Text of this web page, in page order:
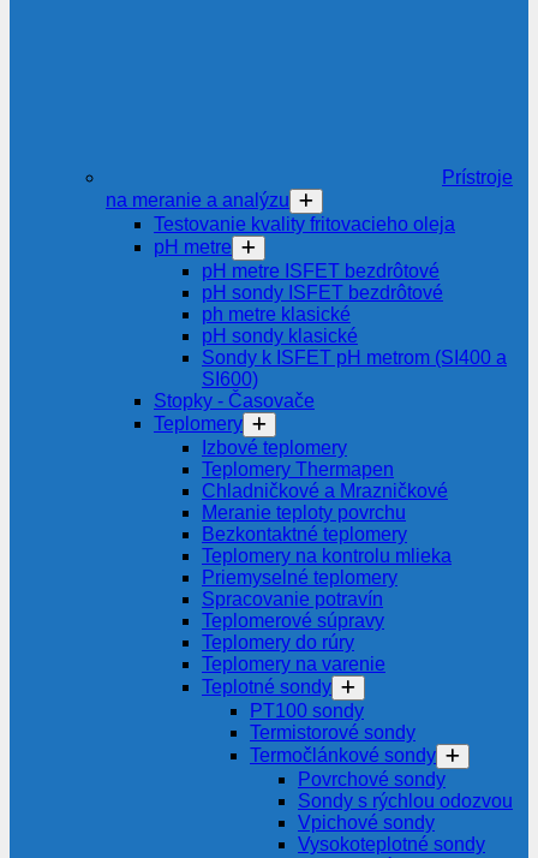
Prístroje
na meranie a analýzu
Testovanie kvality fritovacieho oleja
pH metre
pH metre ISFET bezdrôtové
pH sondy ISFET bezdrôtové
ph metre klasické
pH sondy klasické
Sondy k ISFET pH metrom (SI400 a
SI600)
Stopky - Časovače
Teplomery
Izbové teplomery
Teplomery Thermapen
Chladničkové a Mrazničkové
Meranie teploty povrchu
Bezkontaktné teplomery
Teplomery na kontrolu mlieka
Priemyselné teplomery
Spracovanie potravín
Teplomerové súpravy
Teplomery do rúry
Teplomery na varenie
Teplotné sondy
PT100 sondy
Termistorové sondy
Termočlánkové sondy
Povrchové sondy
Sondy s rýchlou odozvou
Vpichové sondy
Vysokoteplotné sondy